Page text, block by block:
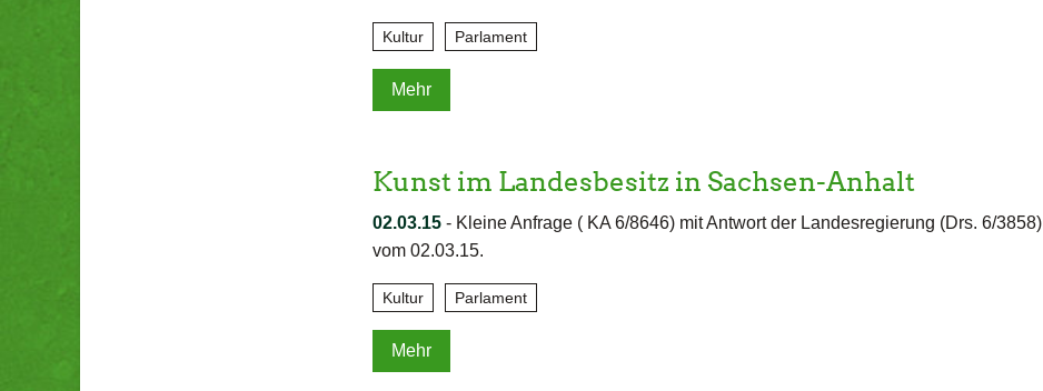
Kultur Parlament
Mehr
Kunst im Landesbesitz in Sachsen-Anhalt
02.03.15- Kleine Anfrage ( KA 6/8646) mit Antwort der Landesregierung (Drs. 6/3858)
vom 02.03.15.
Kultur Parlament
Mehr